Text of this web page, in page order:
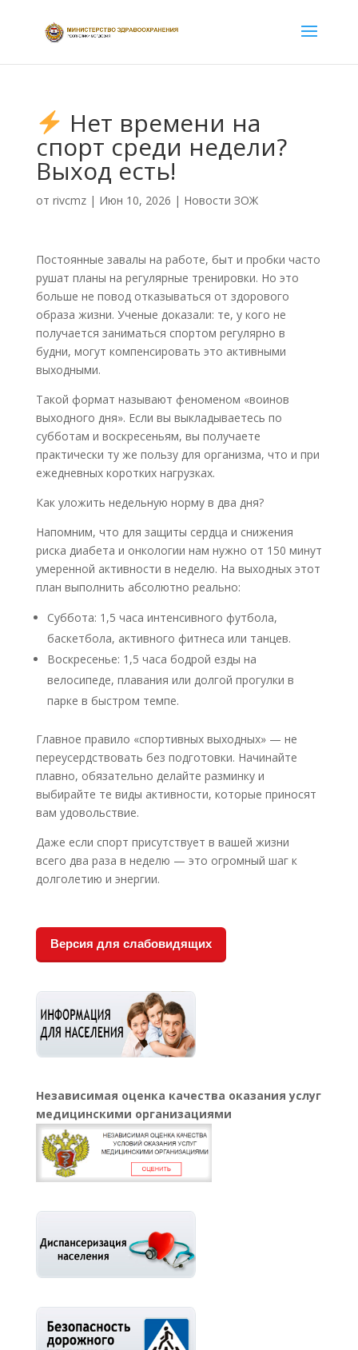
Нет времени на
спорт среди недели?
Выход есть!
от rivcmz| Июн 10, 2026 | Новости ЗОЖ
Постоянные завалы на работе, быт и пробки часто
рушат планы на регулярные тренировки. Но это
больше не повод отказываться от здорового
образа жизни. Ученые доказали: те, у кого не
получается заниматься спортом регулярно в
будни, могут компенсировать это активными
выходными.
Такой формат называют феноменом «воинов
выходного дня». Если вы выкладываетесь по
субботам и воскресеньям, вы получаете
практически ту же пользу для организма, что и при
ежедневных коротких нагрузках.
Как уложить недельную норму в два дня?
Напомним, что для защиты сердца и снижения
риска диабета и онкологии нам нужно от 150 минут
умеренной активности в неделю. На выходных этот
план выполнить абсолютно реально:
Суббота: 1,5 часа интенсивного футбола,
баскетбола, активного фитнеса или танцев.
Воскресенье: 1,5 часа бодрой езды на
велосипеде, плавания или долгой прогулки в
парке в быстром темпе.
Главное правило «спортивных выходных» — не
переусердствовать без подготовки. Начинайте
плавно, обязательно делайте разминку и
выбирайте те виды активности, которые приносят
вам удовольствие.
Даже если спорт присутствует в вашей жизни
всего два раза в неделю — это огромный шаг к
долголетию и энергии.
Версия для слабовидящих
Независимая оценка качества оказания услуг
медицинскими организациями